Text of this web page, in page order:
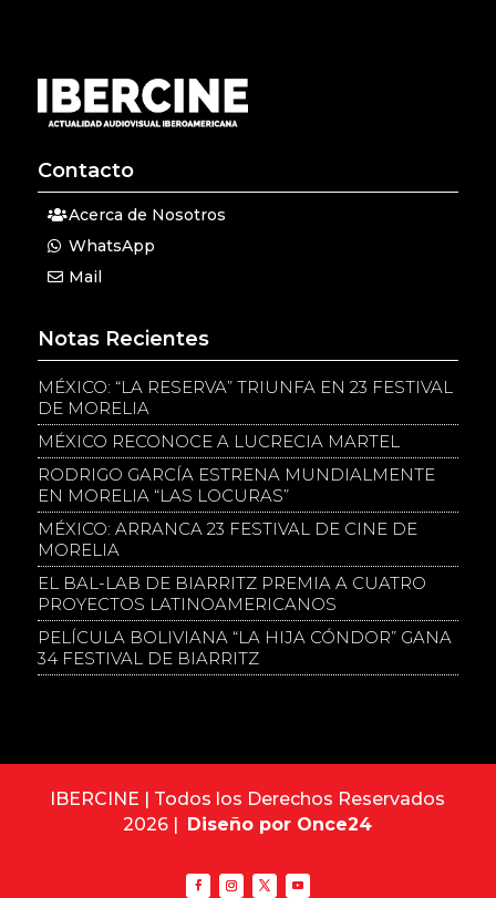
Contacto
Acerca de Nosotros
WhatsApp
Mail
Notas Recientes
MÉXICO: “LA RESERVA” TRIUNFA EN 23 FESTIVAL
DE MORELIA
MÉXICO RECONOCE A LUCRECIA MARTEL
RODRIGO GARCÍA ESTRENA MUNDIALMENTE
EN MORELIA “LAS LOCURAS”
MÉXICO: ARRANCA 23 FESTIVAL DE CINE DE
MORELIA
EL BAL-LAB DE BIARRITZ PREMIA A CUATRO
PROYECTOS LATINOAMERICANOS
PELÍCULA BOLIVIANA “LA HIJA CÓNDOR” GANA
34 FESTIVAL DE BIARRITZ
IBERCINE | Todos los Derechos Reservados
2026 | Diseño por Once24